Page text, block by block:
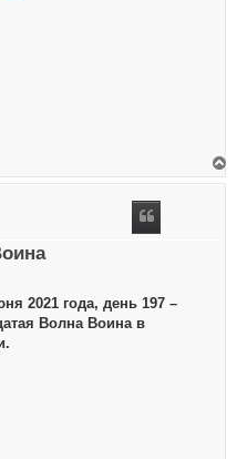
2021 года, день 197 –
Волна Воина в